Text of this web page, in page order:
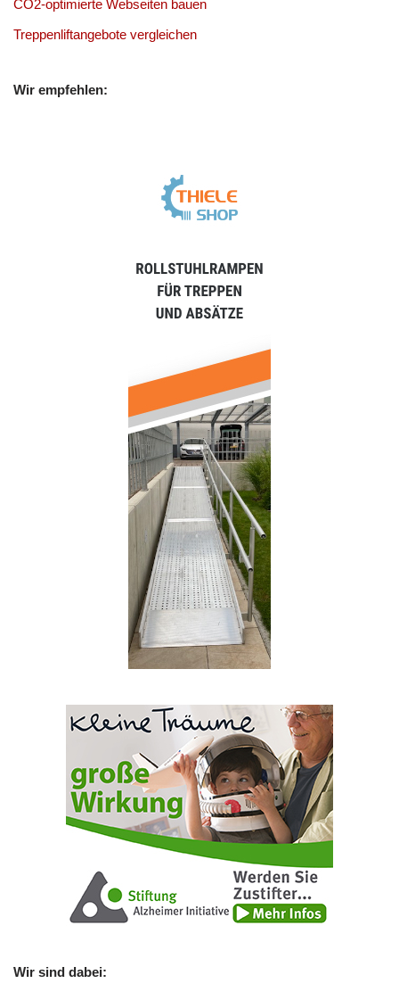
CO2-optimierte Webseiten bauen
Treppenliftangebote vergleichen
Wir empfehlen:
Wir sind dabei: